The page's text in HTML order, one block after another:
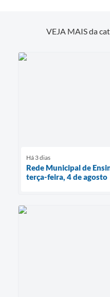
VEJA MAIS da
Há 3 dias
Rede Municipal de
terça-feira, 4 de agosto